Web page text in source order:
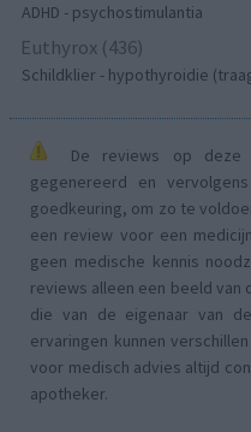
ADHD - psychostimulantia
Euthyrox (436)
Schildklier - hypothyroidie
De reviews op deze
gegenereerd en
goedkeuring, om zo te
een review voor een
geen medische kennis
reviews alleen een beeld van
die van de eigenaar van
ervaringen kunnen
voor medisch advies altijd
apotheker.